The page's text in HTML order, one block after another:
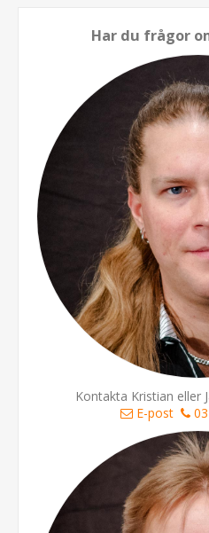
Har du frågor
Kontakta Kristian eller
E-post